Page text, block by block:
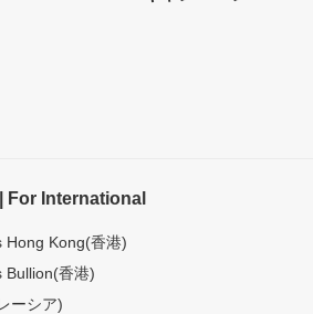
For International
Hong Kong(香港)
Bullion(香港)
ーシア)